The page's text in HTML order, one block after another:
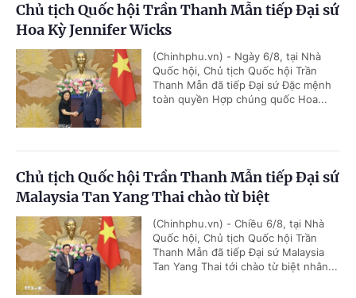
Chủ tịch Quốc hội Trần Thanh Mẫn tiếp Đại sứ
Hoa Kỳ Jennifer Wicks
(Chinhphu.vn) - Ngày 6/8, tại Nhà
Quốc hội, Chủ tịch Quốc hội Trần
Thanh Mẫn đã tiếp Đại sứ Đặc mệnh
toàn quyền Hợp chúng quốc Hoa...
Chủ tịch Quốc hội Trần Thanh Mẫn tiếp Đại sứ
Malaysia Tan Yang Thai chào từ biệt
(Chinhphu.vn) - Chiều 6/8, tại Nhà
Quốc hội, Chủ tịch Quốc hội Trần
Thanh Mẫn đã tiếp Đại sứ Malaysia
Tan Yang Thai tới chào từ biệt nhân...